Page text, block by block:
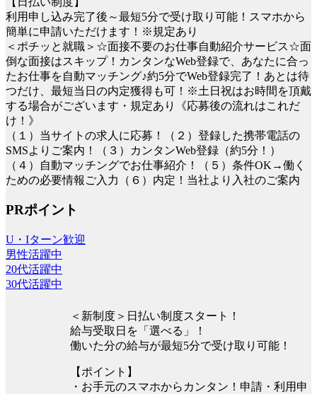
利用申し込み完了後～最短5分で受け取り可能！スマホから
簡単に申請いただけます！※規定あり
＜ポチッと就職＞☆面接不要のお仕事自動紹介サービス☆面
倒な面接はスキップ！カンタンなWeb登録で、あなたに合っ
たお仕事を自動マッチング♪約5分でWeb登録完了！あとは待
つだけ、最短当日の内定獲得も可！※土日祝はお時間を頂戴
する場合がございます・規定あり《応募後の流れはこれだ
け！》
（１）当サイトの求人に応募！（２）登録した携帯電話の
SMSよりご案内！（３）カンタンWeb登録（約5分！）
（４）自動マッチングでお仕事紹介！（５）条件OK→働く
ための必要情報ご入力（６）内定！当社より入社のご案内
PRポイント
U・Iターン歓迎
男性活躍中
20代活躍中
30代活躍中
＜新制度＞日払い制度スタート！
給与受取日を「選べる」！
働いた分の給与が最短5分で受け取り可能！
【ポイント】
・お手元のスマホからカンタン！申請・利用申